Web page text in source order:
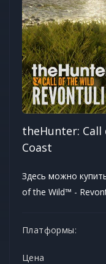
theHunter:
Coast
Здесь можно
of the Wild™ -
Платформы:
Цена